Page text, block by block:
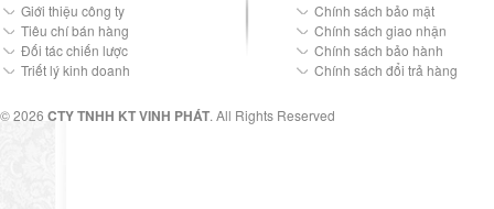
Giới thiệu công ty
Tiêu chí bán hàng
Đối tác chiến lược
Triết lý kinh doanh
Chính sách bảo mật
Chính sách giao nhận
Chính sách bảo hành
Chính sách đổi trả hàng
© 2026 CTY TNHH KT VINH PHÁT. All Rights Reserved